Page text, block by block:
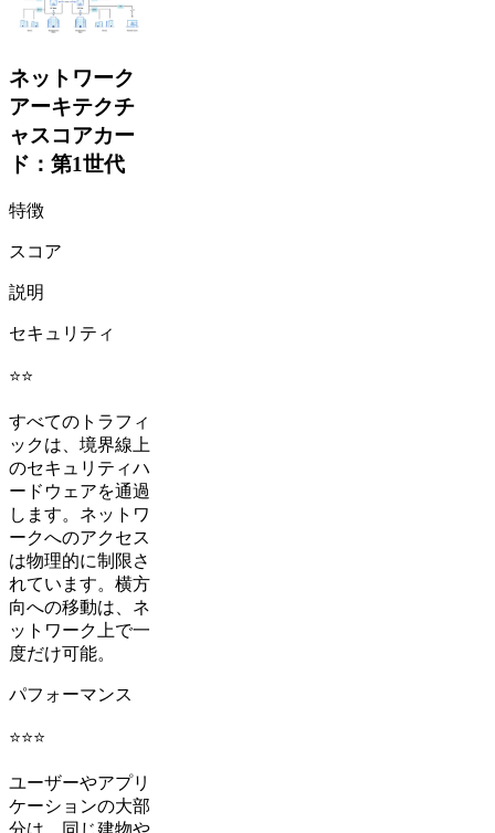
ネットワーク
アーキテクチ
ャスコアカー
ド：第1世代
特徴
スコア
説明
セキュリティ
⭐⭐
すべてのトラフィ
ックは、境界線上
のセキュリティハ
ードウェアを通過
します。ネットワ
ークへのアクセス
は物理的に制限さ
れています。横方
向への移動は、ネ
ットワーク上で一
度だけ可能。
パフォーマンス
⭐⭐⭐
ユーザーやアプリ
ケーションの大部
分は、同じ建物や